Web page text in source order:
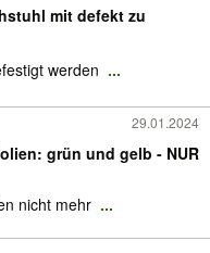
mit defekt zu
werden ...
29.01.2024
grün und gelb - NUR
nicht mehr ...